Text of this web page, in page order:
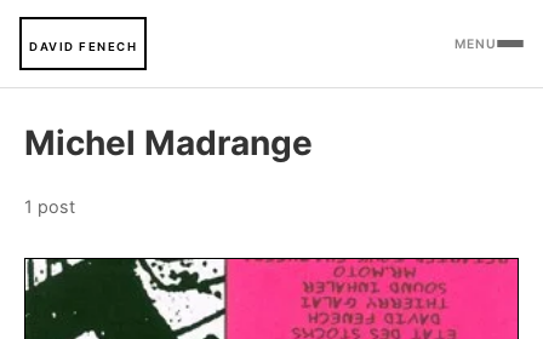
DAVID FENECH MENU
Michel Madrange
1 post